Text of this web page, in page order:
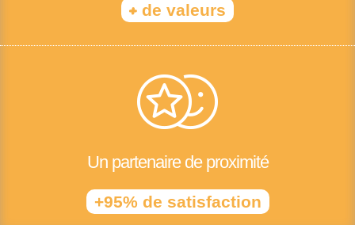
+ de valeurs
Un partenaire de proximité
+95% de satisfaction